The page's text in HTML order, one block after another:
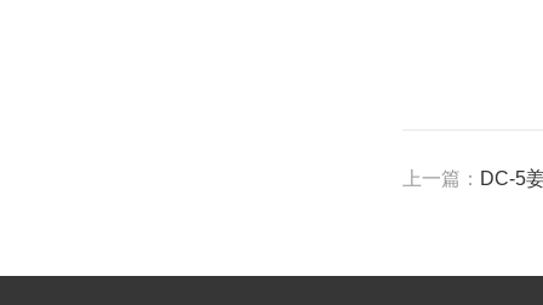
上一篇： DC-5